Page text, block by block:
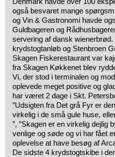
også besvaret mange
og Vin & Gastronomi havde
Guldbageren og
servering af dansk
krydstogtanløb og Stenbroen
Skagen Fiskerestaurant var
fra Skagen Køkkenet blev
Vi, der stod i terminalen og
oplevede meget positive og
har været 2 dage i Skt.
”Udsigten fra Det grå Fyr er
virkelig i de små gule huse,
”, ”Skagen er en virkelig dejlig
venlige og søde og vi har fået
oplevelse at have besøg af
De sidste 4 krydstogtskibe i